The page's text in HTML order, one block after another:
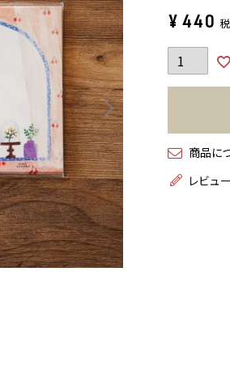
¥ 440
商品に
レビュ